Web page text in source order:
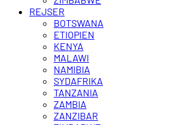
REJSER
BOTSWANA
ETIOPIEN
KENYA
MALAWI
NAMIBIA
SYDAFRIKA
TANZANIA
ZAMBIA
ZANZIBAR